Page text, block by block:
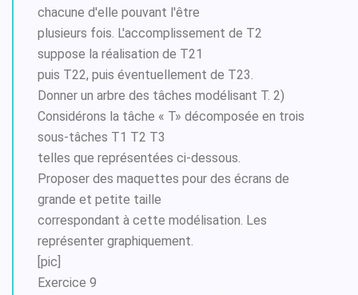
chacune d'elle pouvant l'être
plusieurs fois. L'accomplissement de T2
suppose la réalisation de T21
puis T22, puis éventuellement de T23.
Donner un arbre des tâches modélisant T. 2)
Considérons la tâche « T» décomposée en trois
sous-tâches T1 T2 T3
telles que représentées ci-dessous.
Proposer des maquettes pour des écrans de
grande et petite taille
correspondant à cette modélisation. Les
représenter graphiquement.
[pic]
Exercice 9